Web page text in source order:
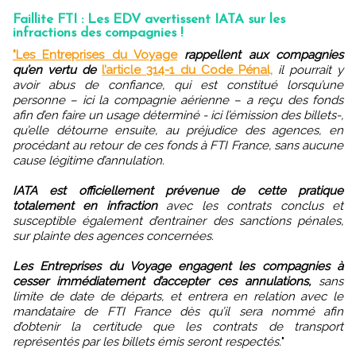
Faillite FTI : Les EDV avertissent IATA sur les
infractions des compagnies !
"Les Entreprises du Voyage rappellent aux compagnies
qu’en vertu de l’article 314-1 du Code Pénal, il pourrait y
avoir abus de confiance, qui est constitué lorsqu’une
personne – ici la compagnie aérienne – a reçu des fonds
afin d’en faire un usage déterminé - ici l’émission des billets-,
qu’elle détourne ensuite, au préjudice des agences, en
procédant au retour de ces fonds à FTI France, sans aucune
cause légitime d’annulation.
IATA est officiellement prévenue de cette pratique
totalement en infractionavec les contrats conclus et
susceptible également d’entrainer des sanctions pénales,
sur plainte des agences concernées.
Les Entreprises du Voyage engagent les compagnies à
cesser immédiatement d’accepter ces annulations,sans
limite de date de départs, et entrera en relation avec le
mandataire de FTI France dès qu’il sera nommé afin
d’obtenir la certitude que les contrats de transport
représentés par les billets émis seront respectés."